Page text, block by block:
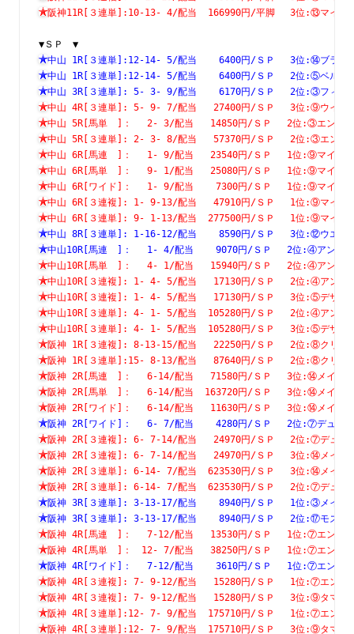
阪神11R[３連単]:10-13- 4/配当  166990円/平脚　 3位:⑬マイネル
▼ＳＰ　▼
中山 1R[３連単]:12-14- 5/配当    6400円/ＳＰ　
中山 1R[３連単]:12-14- 5/配当    6400円/ＳＰ
中山 3R[３連単]: 5- 3- 9/配当    6170円/ＳＰ　
中山 4R[３連単]: 5- 9- 7/配当   27400円/ＳＰ　 3位
中山 5R[馬単　]：　 2- 3/配当   14850円/ＳＰ　 2
中山 5R[３連単]: 2- 3- 8/配当   57370円/ＳＰ　 2
中山 6R[馬連　]：　 1- 9/配当   23540円/ＳＰ　
中山 6R[馬単　]：　 9- 1/配当   25080円/ＳＰ　
中山 6R[ワイド]：　 1- 9/配当    7300円/ＳＰ　
中山 6R[３連複]: 1- 9-13/配当   47910円/ＳＰ　
中山 6R[３連単]: 9- 1-13/配当  277500円/ＳＰ　
中山 8R[３連単]: 1-16-12/配当    8590円/ＳＰ　 3
中山10R[馬連　]：　 1- 4/配当    9070円/ＳＰ　 2位:④アン
中山10R[馬単　]：　 4- 1/配当   15940円/ＳＰ　 2位:④アン
中山10R[３連複]: 1- 4- 5/配当   17130円/ＳＰ　 2位:④アン
中山10R[３連複]: 1- 4- 5/配当   17130円/ＳＰ　 3位:⑤デザ
中山10R[３連単]: 4- 1- 5/配当  105280円/ＳＰ　 2位:④アン
中山10R[３連単]: 4- 1- 5/配当  105280円/ＳＰ　 3位:⑤デザ
阪神 1R[３連複]: 8-13-15/配当   22250円/ＳＰ　 2位
阪神 1R[３連単]:15- 8-13/配当   87640円/ＳＰ　 2位
阪神 2R[馬連　]：　 6-14/配当   71580円/ＳＰ　 3
阪神 2R[馬単　]：　 6-14/配当  163720円/ＳＰ　 3
阪神 2R[ワイド]：　 6-14/配当   11630円/ＳＰ　 3
阪神 2R[ワイド]：　 6- 7/配当    4280円/ＳＰ　
阪神 2R[３連複]: 6- 7-14/配当   24970円/ＳＰ　
阪神 2R[３連複]: 6- 7-14/配当   24970円/ＳＰ　 3
阪神 2R[３連単]: 6-14- 7/配当  623530円/ＳＰ　 3
阪神 2R[３連単]: 6-14- 7/配当  623530円/ＳＰ　
阪神 3R[３連単]: 3-13-17/配当    8940円/ＳＰ　 1位
阪神 3R[３連単]: 3-13-17/配当    8940円/ＳＰ　
阪神 4R[馬連　]：　 7-12/配当   13530円/ＳＰ　 1
阪神 4R[馬単　]：　12- 7/配当   38250円/ＳＰ　 1
阪神 4R[ワイド]：　 7-12/配当    3610円/ＳＰ　 1
阪神 4R[３連複]: 7- 9-12/配当   15280円/ＳＰ　
阪神 4R[３連複]: 7- 9-12/配当   15280円/ＳＰ　 3
阪神 4R[３連単]:12- 7- 9/配当  175710円/ＳＰ　
阪神 4R[３連単]:12- 7- 9/配当  175710円/ＳＰ　 3